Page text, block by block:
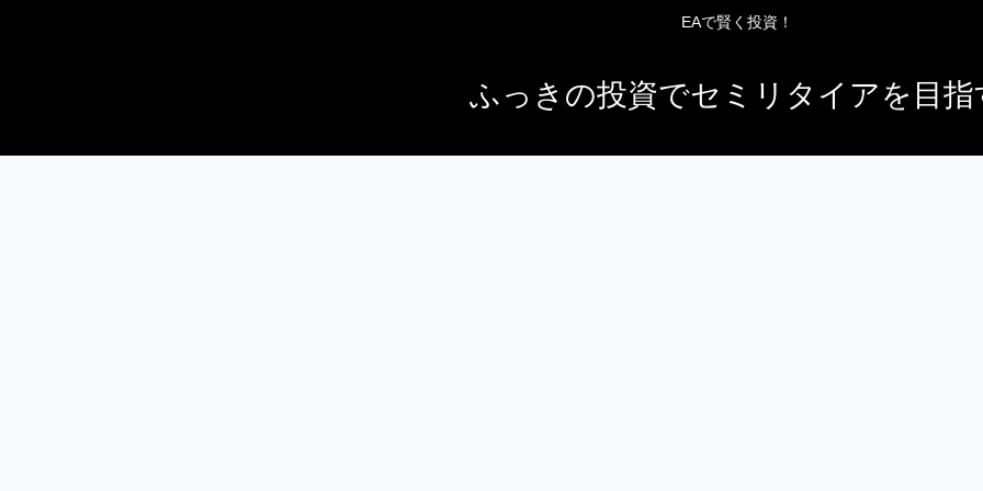
EAで賢く投資！
ふっきの投資でセミリタイアを目指